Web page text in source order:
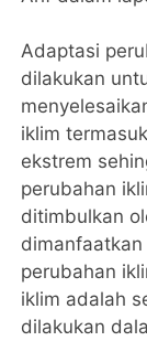
Adaptasi
dilakukan
iklim
ekstrem
perubahan
ditimbulkan
perubahan
iklim adalah
dilakukan